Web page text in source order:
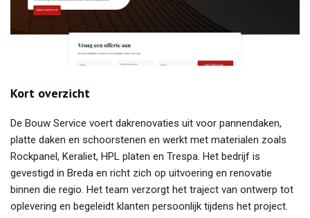
Kort overzicht
De Bouw Service voert dakrenovaties uit voor pannendaken,
platte daken en schoorstenen en werkt met materialen zoals
Rockpanel, Keraliet, HPL platen en Trespa. Het bedrijf is
gevestigd in Breda en richt zich op uitvoering en renovatie
binnen die regio. Het team verzorgt het traject van ontwerp tot
oplevering en begeleidt klanten persoonlijk tijdens het project.